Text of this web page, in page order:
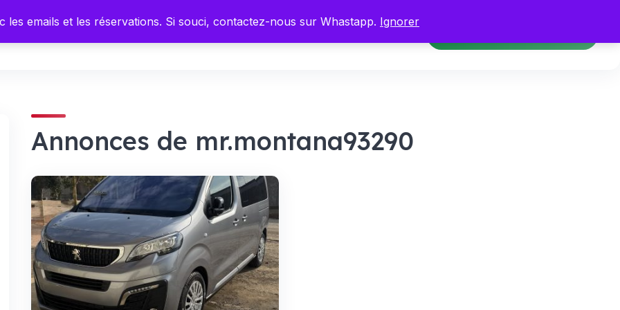
les emails et les réservations. Si souci, contactez-nous sur Whastapp. Ignorer
Annonces de mr.montana93290